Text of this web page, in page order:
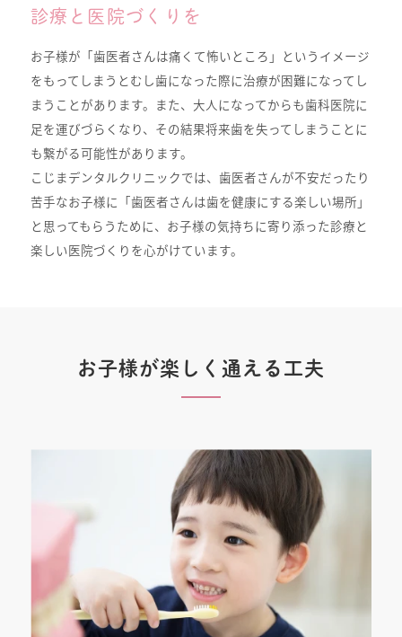
診療と医院づくりを
お子様が「歯医者さんは痛くて怖いところ」というイメージ
をもってしまうとむし歯になった際に治療が困難になってし
まうことがあります。また、大人になってからも歯科医院に
足を運びづらくなり、その結果将来歯を失ってしまうことに
も繋がる可能性があります。
こじまデンタルクリニックでは、歯医者さんが不安だったり
苦手なお子様に「歯医者さんは歯を健康にする楽しい場所」
と思ってもらうために、お子様の気持ちに寄り添った診療と
楽しい医院づくりを心がけています。
お子様が楽しく通える工夫